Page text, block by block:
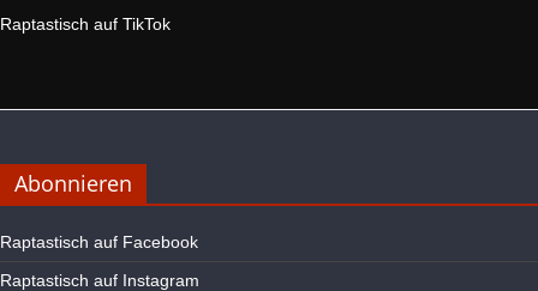
Raptastisch auf TikTok
Abonnieren
Raptastisch auf Facebook
Raptastisch auf Instagram